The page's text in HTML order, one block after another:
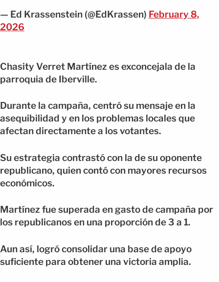
— Ed Krassenstein (@EdKrassen) February 8,
2026
Chasity Verret Martínez es exconcejala de la
parroquia de Iberville.
Durante la campaña, centró su mensaje en la
asequibilidad y en los problemas locales que
afectan directamente a los votantes.
Su estrategia contrastó con la de su oponente
republicano, quien contó con mayores recursos
económicos.
Martínez fue superada en gasto de campaña por
los republicanos en una proporción de 3 a 1.
Aun así, logró consolidar una base de apoyo
suficiente para obtener una victoria amplia.